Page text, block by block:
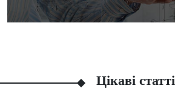
Цікаві статті